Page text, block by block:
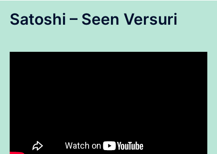
Satoshi – Seen Versuri